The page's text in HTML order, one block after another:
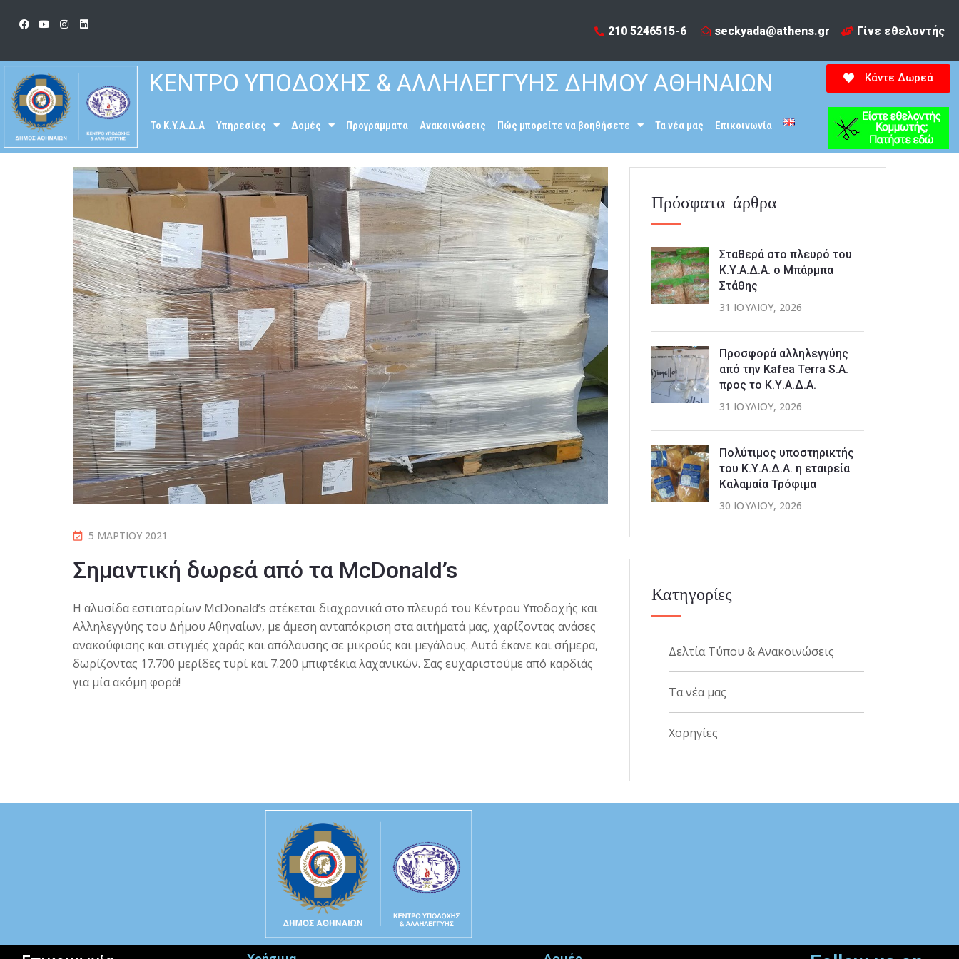
210 5246515-6​ seckyada@athens.gr Γίνε εθελοντής
ΚΕΝΤΡΟ ΥΠΟΔΟΧΗΣ & ΑΛΛΗΛΕΓΓΥΗΣ ΔΗΜΟΥ ΑΘΗΝΑΙΩΝ
To K.Y.A.Δ.Α Υπηρεσίες Δομές Προγράμματα Ανακοινώσεις Πώς μπορείτε να βοηθήσετε Τα νέα μας Επικοινωνία
Κάντε Δωρεά
5 ΜΑΡΤΊΟΥ 2021
Σημαντική δωρεά από τα McDonald’s
Η αλυσίδα εστιατορίων McDonald’s στέκεται διαχρονικά στο πλευρό του Κέντρου Υποδοχής και
Αλληλεγγύης του Δήμου Αθηναίων, με άμεση ανταπόκριση στα αιτήματά μας, χαρίζοντας ανάσες
ανακούφισης και στιγμές χαράς και απόλαυσης σε μικρούς και μεγάλους. Αυτό έκανε και σήμερα,
δωρίζοντας 17.700 μερίδες τυρί και 7.200 μπιφτέκια λαχανικών. Σας ευχαριστούμε από καρδιάς
για μία ακόμη φορά!
Πρόσφατα άρθρα
Σταθερά στο πλευρό του
Κ.Υ.Α.Δ.Α. ο Μπάρμπα
Στάθης
31 ΙΟΥΛΊΟΥ, 2026
Προσφορά αλληλεγγύης
από την Kafea Terra S.A.
προς το Κ.Υ.Α.Δ.Α.
31 ΙΟΥΛΊΟΥ, 2026
Πολύτιμος υποστηρικτής
του Κ.Υ.Α.Δ.Α. η εταιρεία
Καλαμαία Τρόφιμα
30 ΙΟΥΛΊΟΥ, 2026
Κατηγορίες
Δελτία Τύπου & Ανακοινώσεις
Τα νέα μας
Χορηγίες